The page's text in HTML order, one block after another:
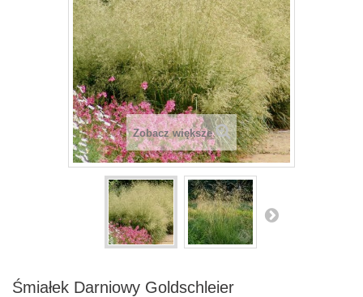
Zobacz większe
Śmiałek Darniowy Goldschleier